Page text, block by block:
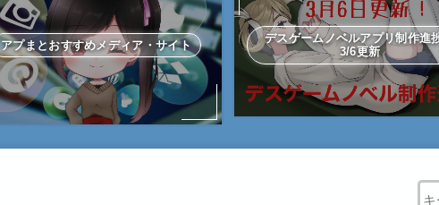
アプまとおすすめメディア・サイト
デスゲームノベルアプリ制作
3/6更新